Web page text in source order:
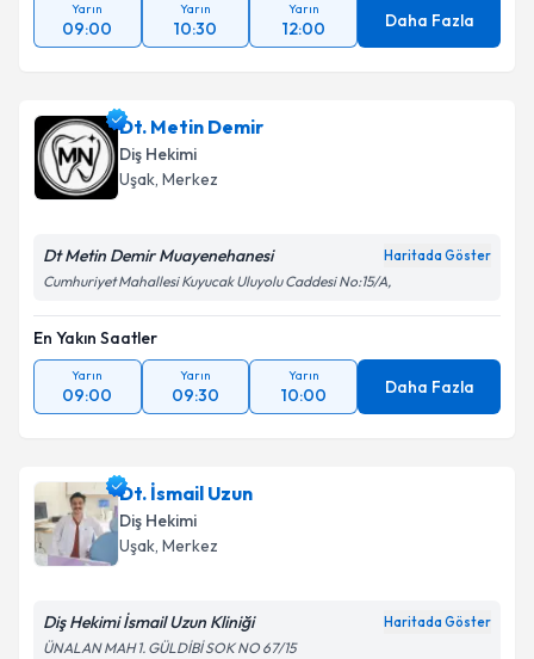
Yarın
09:00
Yarın
10:30
Yarın
12:00 Daha Fazla
Dt. Metin Demir
Diş Hekimi
Uşak, Merkez
Dt Metin Demir Muayenehanesi Haritada Göster
Cumhuriyet Mahallesi Kuyucak Uluyolu Caddesi No:15/A,
En Yakın Saatler
Yarın
09:00
Yarın
09:30
Yarın
10:00 Daha Fazla
Dt. İsmail Uzun
Diş Hekimi
Uşak, Merkez
Diş Hekimi İsmail Uzun Kliniği Haritada Göster
ÜNALAN MAH 1. GÜLDİBİ SOK NO 67/15